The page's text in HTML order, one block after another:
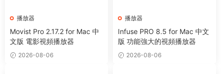
播放器
Movist Pro 2.17.2 for Mac 中
文版 電影視頻播放器
2026-08-06
播放器
Infuse PRO 8.5 for Mac 中文
版 功能強大的視頻播放器
2026-08-06